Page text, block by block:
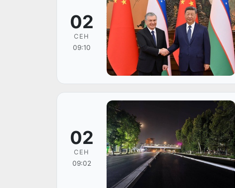
02
СЕН
09:10
02
СЕН
09:02